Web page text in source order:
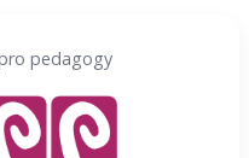
pedagogy